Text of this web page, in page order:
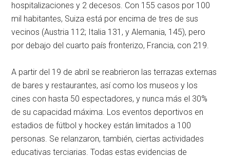
hospitalizaciones y 2 decesos. Con 155 casos por 100
mil habitantes, Suiza está por encima de tres de sus
vecinos (Austria 112; Italia 131, y Alemania, 145), pero
por debajo del cuarto país fronterizo, Francia, con 219.
A partir del 19 de abril se reabrieron las terrazas externas
de bares y restaurantes, así como los museos y los
cines con hasta 50 espectadores, y nunca más el 30%
de su capacidad máxima. Los eventos deportivos en
estadios de fútbol y hockey están limitados a 100
personas. Se relanzaron, también, ciertas actividades
educativas terciarias. Todas estas evidencias de